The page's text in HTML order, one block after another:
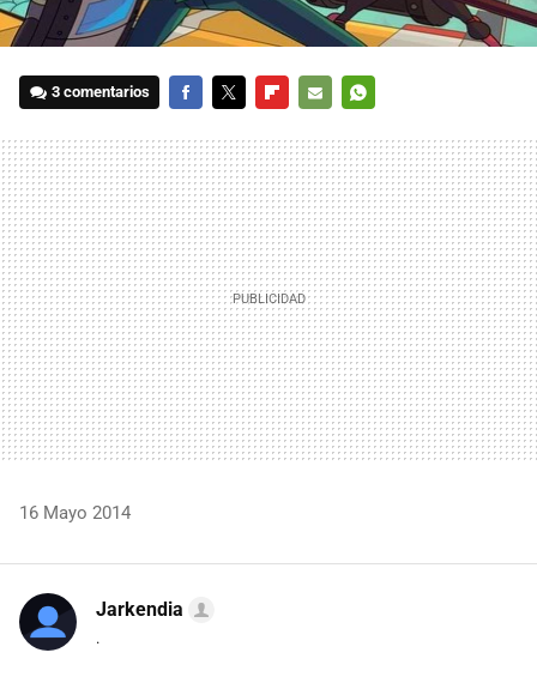
3 comentarios
MAIL
16 Mayo 2014
Jarkendia
.